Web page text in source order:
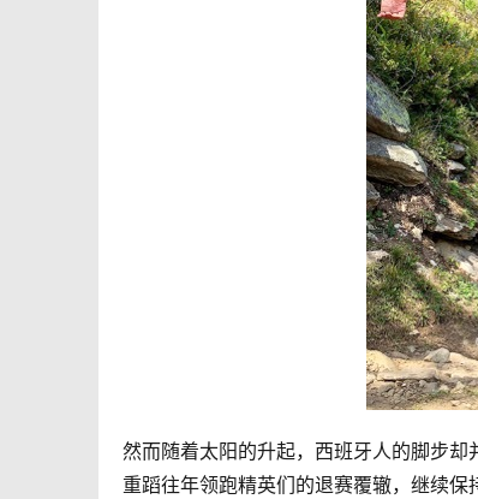
然而随着太阳的升起，西班牙人的脚步
重蹈往年领跑精英们的退赛覆辙，继续保